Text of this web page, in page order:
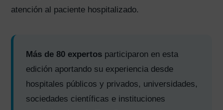
atención al paciente hospitalizado.
Más de 80 expertos participaron en esta
edición aportando su experiencia desde
hospitales públicos y privados, universidades,
sociedades científicas e instituciones